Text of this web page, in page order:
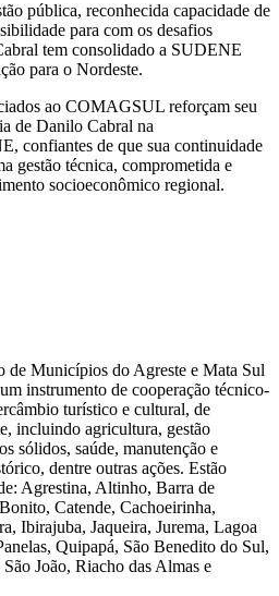
pública, reconhecida capacidade de
para com os desafios
tem consolidado a SUDENE
para o Nordeste.
ao COMAGSUL reforçam seu
de Danilo Cabral na
confiantes de que sua continuidade
gestão técnica, comprometida e
socioeconômico regional.
Municípios do Agreste e Mata Sul
instrumento de cooperação técnico-
turístico e cultural, de
incluindo agricultura, gestão
sólidos, saúde, manutenção e
dentre outras ações. Estão
Agrestina, Altinho, Barra de
Catende, Cachoeirinha,
Ibirajuba, Jaqueira, Jurema, Lagoa
Quipapá, São Benedito do Sul,
João, Riacho das Almas e